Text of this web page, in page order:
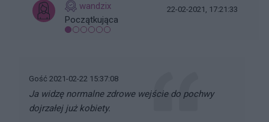
wandzix
Początkująca
22-02-2021, 17:21:33
Gość 2021-02-22 15:37:08
Ja widzę normalne zdrowe wejście do pochwy
dojrzałej już kobiety.